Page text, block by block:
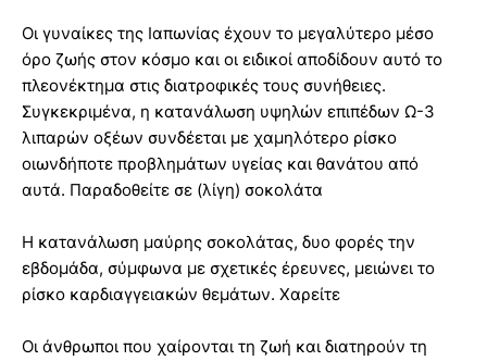
Οι γυναίκες της Ιαπωνίας έχουν το μεγαλύτερο μέσο
όρο ζωής στον κόσμο και οι ειδικοί αποδίδουν αυτό το
πλεονέκτημα στις διατροφικές τους συνήθειες.
Συγκεκριμένα, η κατανάλωση υψηλών επιπέδων Ω-3
λιπαρών οξέων συνδέεται με χαμηλότερο ρίσκο
οιωνδήποτε προβλημάτων υγείας και θανάτου από
αυτά. Παραδοθείτε σε (λίγη) σοκολάτα
Η κατανάλωση μαύρης σοκολάτας, δυο φορές την
εβδομάδα, σύμφωνα με σχετικές έρευνες, μειώνει το
ρίσκο καρδιαγγειακών θεμάτων. Χαρείτε
Οι άνθρωποι που χαίρονται τη ζωή και διατηρούν τη